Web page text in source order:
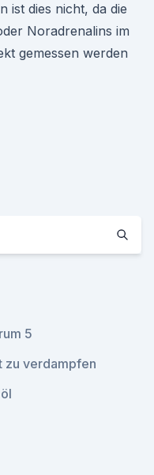
ist dies nicht, da die
Noradrenalins im
gemessen werden
5
zu verdampfen